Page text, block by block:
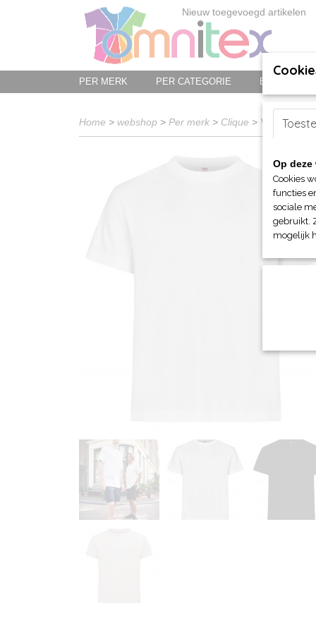
Nieuw toegevoegd artikelen
PER MERK PER CATEGORIE BED-, BAD-,
Home > webshop > Per merk > Clique > Voor hem
Op
Cookies
functies
sociale
gebruikt.
mogelijk